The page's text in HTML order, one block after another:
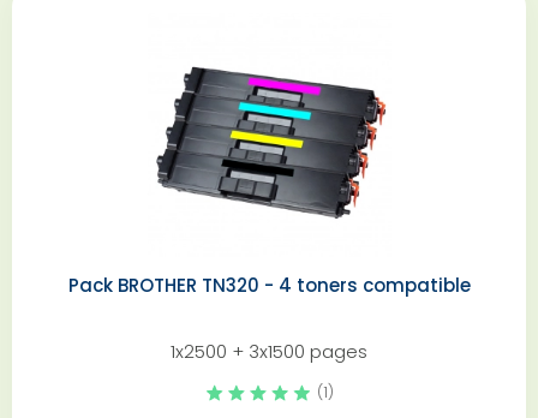
Pack BROTHER TN320 - 4 toners compatible
1x2500 + 3x1500 pages
(1)